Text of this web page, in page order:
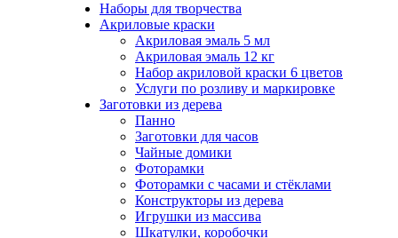
Наборы для творчества
Акриловые краски
Акриловая эмаль 5 мл
Акриловая эмаль 12 кг
Набор акриловой краски 6 цветов
Услуги по розливу и маркировке
Заготовки из дерева
Панно
Заготовки для часов
Чайные домики
Фоторамки
Фоторамки с часами и стёклами
Конструкторы из дерева
Игрушки из массива
Шкатулки, коробочки